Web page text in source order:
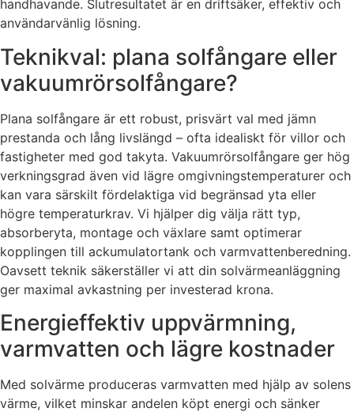
handhavande. Slutresultatet är en driftsäker, effektiv och
användarvänlig lösning.
Teknikval: plana solfångare eller
vakuumrörsolfångare?
Plana solfångare är ett robust, prisvärt val med jämn
prestanda och lång livslängd – ofta idealiskt för villor och
fastigheter med god takyta. Vakuumrörsolfångare ger hög
verkningsgrad även vid lägre omgivningstemperaturer och
kan vara särskilt fördelaktiga vid begränsad yta eller
högre temperaturkrav. Vi hjälper dig välja rätt typ,
absorberyta, montage och växlare samt optimerar
kopplingen till ackumulatortank och varmvattenberedning.
Oavsett teknik säkerställer vi att din solvärmeanläggning
ger maximal avkastning per investerad krona.
Energieffektiv uppvärmning,
varmvatten och lägre kostnader
Med solvärme produceras varmvatten med hjälp av solens
värme, vilket minskar andelen köpt energi och sänker